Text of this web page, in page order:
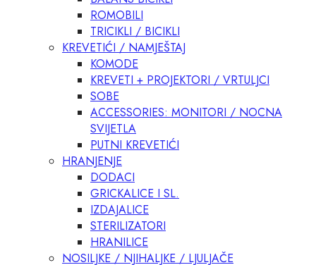
ROMOBILI
TRICIKLI / BICIKLI
KREVETIĆI / NAMJEŠTAJ
KOMODE
KREVETI + PROJEKTORI / VRTULJCI
SOBE
ACCESSORIES: MONITORI / NOCNA
SVIJETLA
PUTNI KREVETIĆI
HRANJENJE
DODACI
GRICKALICE I SL.
IZDAJALICE
STERILIZATORI
HRANILICE
NOSILJKE / NJIHALJKE / LJULJAČE